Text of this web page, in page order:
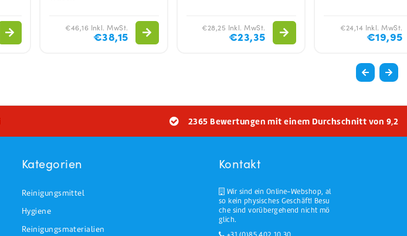
€46,16 Inkl. MwSt.
€38,15
€28,25 Inkl. MwSt.
€23,35
€24,14 Inkl. MwSt.
€19,95
2365 Bewertungen mit einem Durchschnitt von 9,2
Kategorien
Reinigungsmittel
Hygiene
Reinigungsmaterialien
Kontakt
Wir sind ein Online-Webshop, al
so kein physisches Geschäft! Besu
che sind vorübergehend nicht mö
glich.